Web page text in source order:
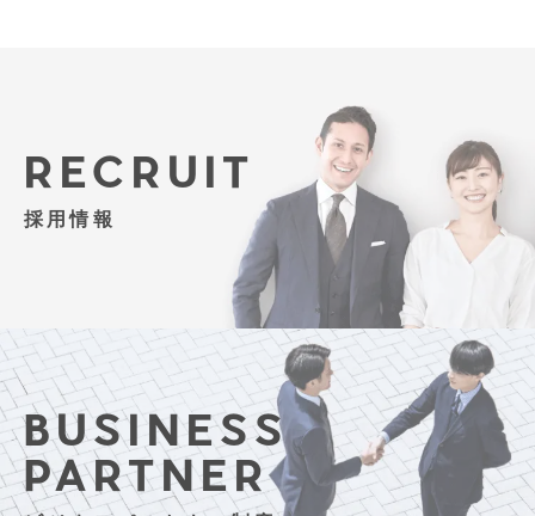
RECRUIT
採用情報
BUSINESS
PARTNER